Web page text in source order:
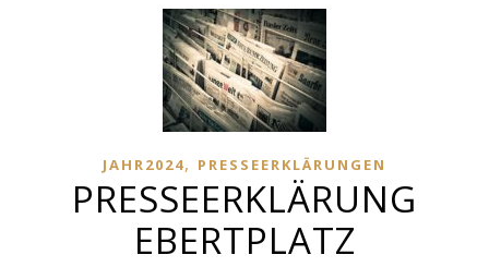
JAHR2024, PRESSEERKLÄRUNGEN
PRESSEERKLÄRUNG
EBERTPLATZ